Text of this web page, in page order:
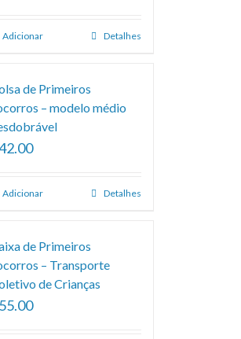
Adicionar Detalhes
de Primeiros
– modelo médio
Adicionar Detalhes
de Primeiros
– Transporte
de Crianças